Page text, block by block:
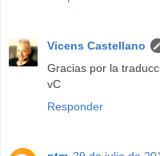
Vicens Castellano
Gracias por la
vC
Responder